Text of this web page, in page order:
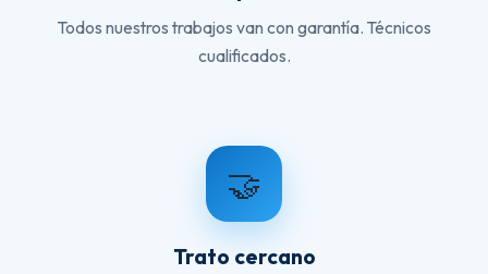
Todos nuestros trabajos van con garantía. Técnicos
cualificados.
🤝
Trato cercano